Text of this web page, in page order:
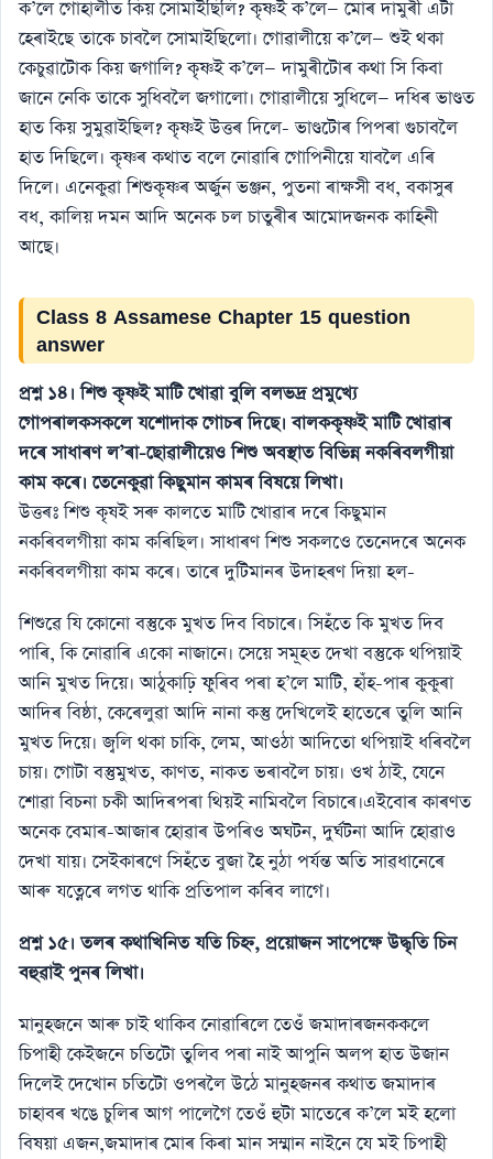
ক’লে গােহালীত কিয় সােমাইছিলি? কৃষ্ণই ক’লে— মােৰ দামুৰী এটা
হেৰাইছে তাকে চাবলৈ সােমাইছিলাে। গােৱালীয়ে ক’লে— শুই থকা
কেচুৱাটোক কিয় জগালি? কৃষ্ণই ক’লে— দামুৰীটোৰ কথা সি কিবা
জানে নেকি তাকে সুধিবলৈ জগালাে। গােৱালীয়ে সুধিলে— দধিৰ ভাণ্ডত
হাত কিয় সুমুৱাইছিল? কৃষ্ণই উত্তৰ দিলে- ভাণ্ডটোৰ পিপৰা গুচাবলৈ
হাত দিছিলে। কৃষ্ণৰ কথাত বলে নােৱাৰি গােপিনীয়ে যাবলৈ এৰি
দিলে। এনেকুৱা শিশুকৃষ্ণৰ অর্জুন ভঞ্জন, পুতনা ৰাক্ষসী বধ, বকাসুৰ
বধ, কালিয় দমন আদি অনেক চল চাতুৰীৰ আমােদজনক কাহিনী
আছে।
Class 8 Assamese Chapter 15 question
answer
প্রশ্ন ১৪। শিশু কৃষ্ণই মাটি খােৱা বুলি বলভদ্র প্রমুখ্যে
গােপৰালকসকলে যশােদাক গােচৰ দিছে। বালককৃষ্ণই মাটি খােৱাৰ
দৰে সাধাৰণ ল’ৰা-ছােৱালীয়েও শিশু অবস্থাত বিভিন্ন নকৰিবলগীয়া
কাম কৰে। তেনেকুৱা কিছুমান কামৰ বিষয়ে লিখা।
উত্তৰঃ শিশু কৃষই সৰু কালতে মাটি খােৱাৰ দৰে কিছুমান
নকৰিবলগীয়া কাম কৰিছিল। সাধাৰণ শিশু সকলওে তেনেদৰে অনেক
নকৰিবলগীয়া কাম কৰে। তাৰে দুটিমানৰ উদাহৰণ দিয়া হল-
শিশুৱে যি কোনাে বস্তুকে মুখত দিব বিচাৰে। সিহঁতে কি মুখত দিব
পাৰি, কি নােৱাৰি একো নাজানে। সেয়ে সমূহত দেখা বস্তুকে থপিয়াই
আনি মুখত দিয়ে। আঠুকাঢ়ি ফুৰিব পৰা হ’লে মাটি, হাঁহ-পাৰ কুকুৰা
আদিৰ বিষ্ঠা, কেৰেলুৱা আদি নানা কস্তু দেখিলেই হাতেৰে তুলি আনি
মুখত দিয়ে। জ্বলি থকা চাকি, লেম, আওঠা আদিতাে থপিয়াই ধৰিবলৈ
চায়। গােটা বস্তুমুখত, কাণত, নাকত ভৰাবলৈ চায়। ওখ ঠাই, যেনে
শােৱা বিচনা চকী আদিৰপৰা থিয়ই নামিবলৈ বিচাৰে।এইবােৰ কাৰণত
অনেক বেমাৰ-আজাৰ হােৱাৰ উপৰিও অঘটন, দুর্ঘটনা আদি হােৱাও
দেখা যায়। সেইকাৰণে সিহঁতে বুজা হৈ নুঠা পর্যন্ত অতি সাৱধানেৰে
আৰু যত্নেৰে লগত থাকি প্রতিপাল কৰিব লাগে।
প্রশ্ন ১৫। তলৰ কথাখিনিত যতি চিহ্ন, প্রয়ােজন সাপেক্ষে উদ্ধৃতি চিন
বহুৱাই পুনৰ লিখা।
মানুহজনে আৰু চাই থাকিব নােৱাৰিলে তেওঁ জমাদাৰজনককলে
চিপাহী কেইজনে চতিটো তুলিব পৰা নাই আপুনি অলপ হাত উজান
দিলেই দেখোন চতিটো ওপৰলৈ উঠে মানুহজনৰ কথাত জমাদাৰ
চাহাবৰ খঙে চুলিৰ আগ পালেগৈ তেওঁ হুটা মাতেৰে ক’লে মই হলাে
বিষয়া এজন,জমাদাৰ মােৰ কিৰা মান সম্মান নাইনে যে মই চিপাহী